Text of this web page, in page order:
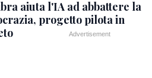
aiuta l'IA ad abbattere la
progetto pilota in